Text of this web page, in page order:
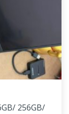
256GB/